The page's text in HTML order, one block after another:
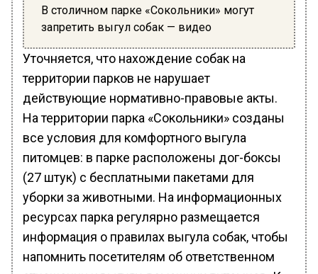
В столичном парке «Сокольники» могут
запретить выгул собак — видео
Уточняется, что нахождение собак на
территории парков не нарушает
действующие нормативно-правовые акты.
На территории парка «Сокольники» созданы
все условия для комфортного выгула
питомцев: в парке расположены дог-боксы
(27 штук) с бесплатными пакетами для
уборки за животными. На информационных
ресурсах парка регулярно размещается
информация о правилах выгула собак, чтобы
напомнить посетителям об ответственном